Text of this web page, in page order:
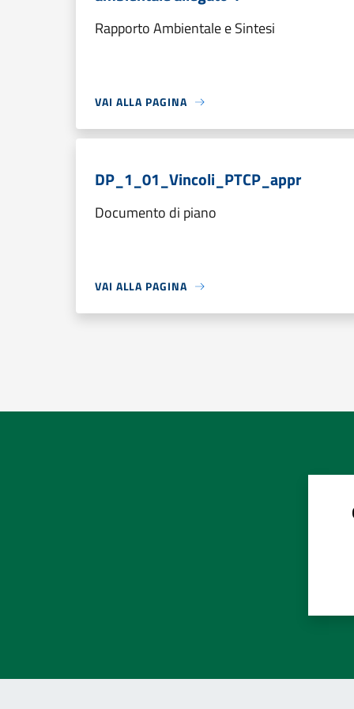
Rapporto Ambientale e Sintesi
VAI ALLA PAGINA
DP_1_01_Vincoli_PTCP_appr
Documento di piano
VAI ALLA PAGINA